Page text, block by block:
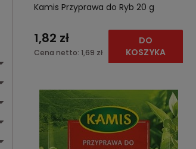
Kamis Przyprawa do Ryb 20 g
1,82 zł
Cena netto: 1,69 zł
DO
KOSZYKA